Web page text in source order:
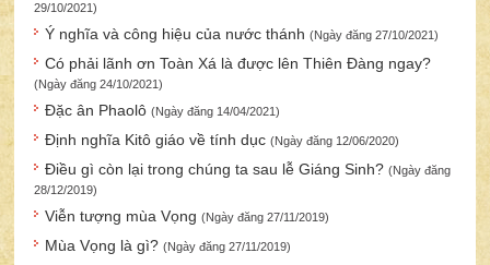
29/10/2021)
Ý nghĩa và công hiệu của nước thánh(Ngày đăng 27/10/2021)
Có phải lãnh ơn Toàn Xá là được lên Thiên Đàng ngay?
(Ngày đăng 24/10/2021)
Đặc ân Phaolô(Ngày đăng 14/04/2021)
Định nghĩa Kitô giáo về tính dục(Ngày đăng 12/06/2020)
Điều gì còn lại trong chúng ta sau lễ Giáng Sinh?(Ngày đăng
28/12/2019)
Viễn tượng mùa Vọng(Ngày đăng 27/11/2019)
Mùa Vọng là gì?(Ngày đăng 27/11/2019)